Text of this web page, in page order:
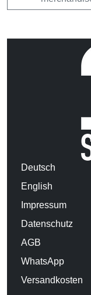
Deutsch
English
Impressum
Datenschutz
AGB
WhatsApp
Versandkosten